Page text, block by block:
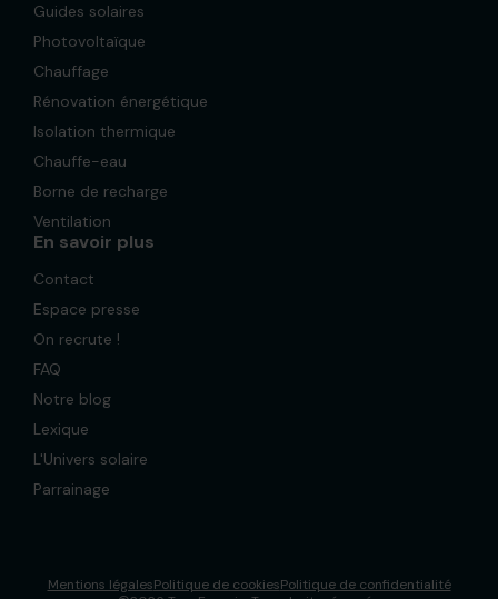
Guides solaires
Photovoltaïque
Chauffage
Rénovation énergétique
Isolation thermique
Chauffe-eau
Borne de recharge
Ventilation
En savoir plus
Contact
Espace presse
On recrute !
FAQ
Notre blog
Lexique
L'Univers solaire
Parrainage
Mentions légalesPolitique de cookiesPolitique de confidentialité